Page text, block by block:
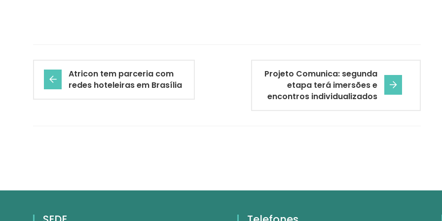
Atricon tem parceria com
redes hoteleiras em Brasília
Projeto Comunica: segunda
etapa terá imersões e
encontros individualizados